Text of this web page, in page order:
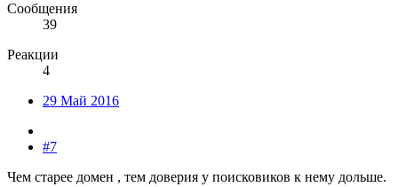
Сообщения
39
Реакции
4
29 Май 2016
#7
Чем старее домен , тем доверия у поисковиков к нему дольше.